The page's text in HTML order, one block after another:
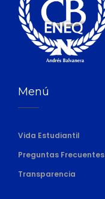
Menú
Vida Estudiantil
Preguntas Frecuentes
Transparencia